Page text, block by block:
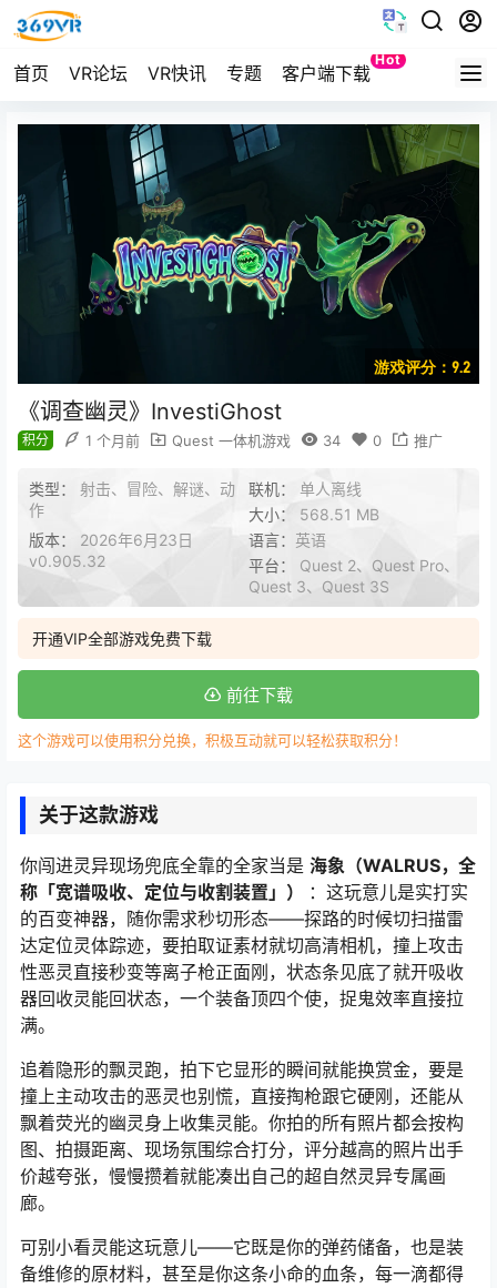
首页 VR论坛 VR快讯 专题 客户端下载
Hot
Quest
游戏评分：9.2
《调查幽灵》InvestiGhost
积分 1 个月前 Quest 一体机游戏 34 0 推广
类型： 射击、冒险、解谜、动
作
联机： 单人离线
大小： 568.51 MB
版本： 2026年6月23日
v0.905.32
语言： 英语
平台： Quest 2、Quest Pro、
Quest 3、Quest 3S
开通VIP全部游戏免费下载
前往下载
这个游戏可以使用积分兑换，积极互动就可以轻松获取积分！
关于这款游戏
你闯进灵异现场兜底全靠的全家当是 海象（WALRUS，全
称「宽谱吸收、定位与收割装置」）
：这玩意儿是实打实
的百变神器，随你需求秒切形态——探路的时候切扫描雷
达定位灵体踪迹，要拍取证素材就切高清相机，撞上攻击
性恶灵直接秒变等离子枪正面刚，状态条见底了就开吸收
器回收灵能回状态，一个装备顶四个使，捉鬼效率直接拉
满。
追着隐形的飘灵跑，拍下它显形的瞬间就能换赏金，要是
撞上主动攻击的恶灵也别慌，直接掏枪跟它硬刚，还能从
飘着荧光的幽灵身上收集灵能。你拍的所有照片都会按构
图、拍摄距离、现场氛围综合打分，评分越高的照片出手
价越夸张，慢慢攒着就能凑出自己的超自然灵异专属画
廊。
可别小看灵能这玩意儿——它既是你的弹药储备，也是装
备维修的原材料，甚至是你这条小命的血条，每一滴都得